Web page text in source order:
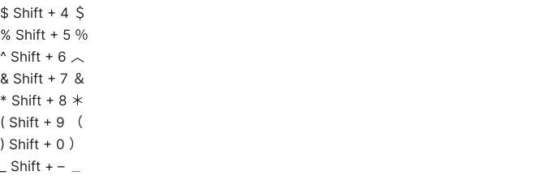
$ Shift + 4 ＄
% Shift + 5 ％
^ Shift + 6 ︿
& Shift + 7 ＆
* Shift + 8 ＊
( Shift + 9 （
) Shift + 0 ）
_ Shift + – ﹍